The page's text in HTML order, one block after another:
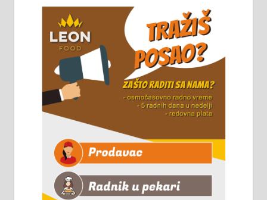
информација доћи лично на
стовариште у улици Максима
Горког 26 сваког радног дана од
8 до 15 часова. 063/465-045
Чистим све врсте димњака.
061/32-13-445